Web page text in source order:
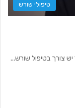
טיפולי שורש
צורך בטיפול שורש...